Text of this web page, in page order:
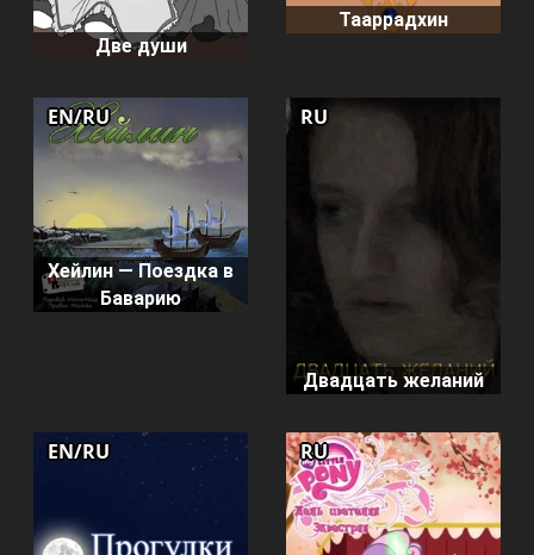
Две души
Тааррадхин
Хейлин — Поездка в
Баварию
EN/RU
Двадцать желаний
RU
EN/RU RU